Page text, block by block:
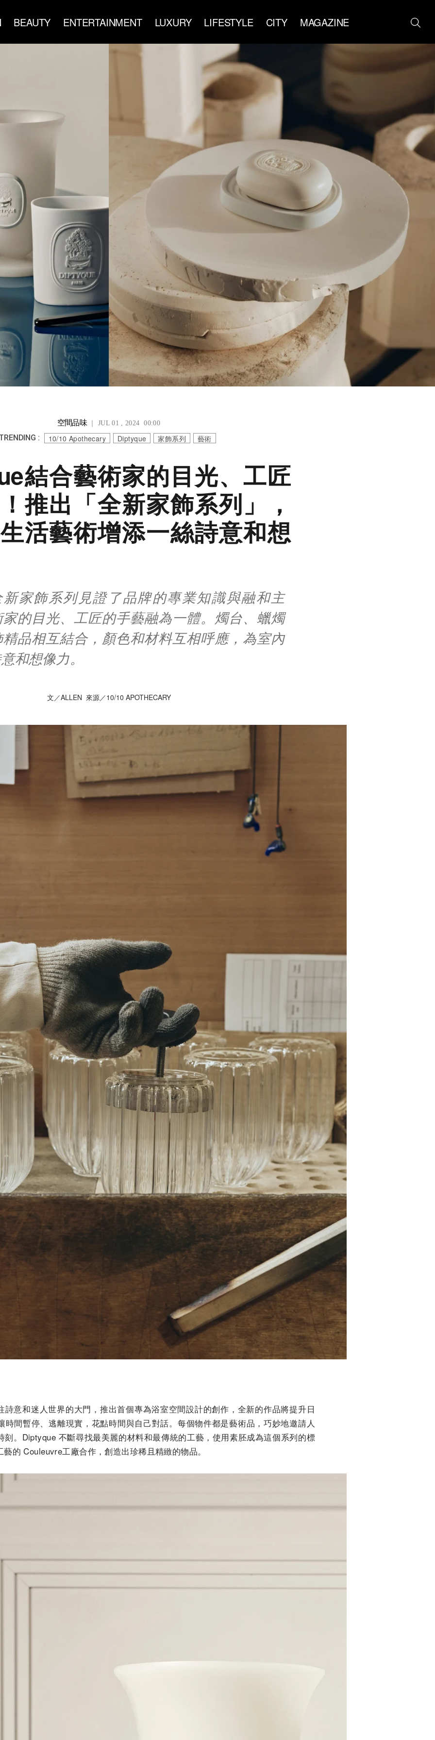
BEAUTY ENTERTAINMENT LUXURY LIFESTYLE CITY MAGAZINE
空間品味｜ JUL 01 , 2024 00:00
: 10/10 Apothecary Diptyque 家飾系列 藝術
結合藝術家的目光、工匠
推出「全新家飾系列」，
活藝術增添一絲詩意和想
新家飾系列見證了品牌的專業知識與融和主
的目光、工匠的手藝融為一體。燭台、蠟燭
品相互結合，顏色和材料互相呼應，為室內
和想像力。
文／ALLEN 來源／10/10 APOTHECARY
詩意和迷人世界的大門，推出首個專為浴室空間設計的創作，全新的作品將提升日
時間暫停、逃離現實，花點時間與自己對話。每個物件都是藝術品，巧妙地邀請人
刻。Diptyque 不斷尋找最美麗的材料和最傳統的工藝，使用素胚成為這個系列的標
的 Couleuvre工廠合作，創造出珍稀且精緻的物品。